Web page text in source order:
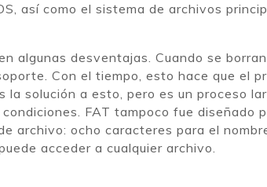
así como el sistema de archivos
algunas desventajas. Cuando se
Con el tiempo, esto hace que el
solución a esto, pero es un proceso
FAT tampoco fue diseñado
archivo: ocho caracteres para el
acceder a cualquier archivo.